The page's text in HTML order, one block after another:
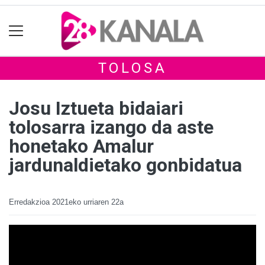
TOLOSA
Josu Iztueta bidaiari
tolosarra izango da aste
honetako Amalur
jardunaldietako gonbidatua
Erredakzioa 2021eko urriaren 22a